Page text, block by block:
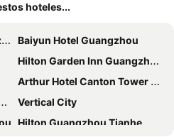
hoteles...
Baiyun Hotel Guangzhou
Hilton Garden Inn Guangzhou Tianhe
Arthur Hotel Canton Tower Guangzhou
Vertical City
Hilton Guangzhou Tianhe